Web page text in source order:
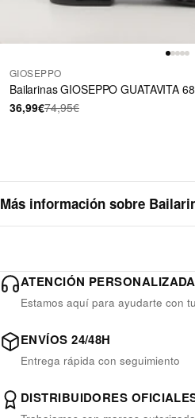
GIOSEPPO
Bailarinas GIOSEPPO GUATAVITA
36,99€74,95€
Más información sobre
ATENCIÓN PERSONALIZADA
Estamos aquí para ayudarte con
ENVÍOS 24/48H
Entrega rápida con seguimiento
DISTRIBUIDORES